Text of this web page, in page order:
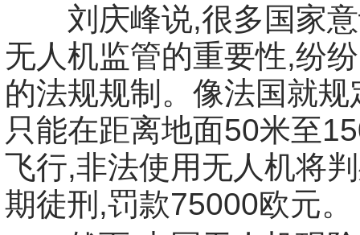
刘庆峰说,很多国家意
无人机监管的重要性,纷
的法规规制。像法国就规
只能在距离地面50米至
飞行,非法使用无人机将
期徒刑,罚款75000欧元。